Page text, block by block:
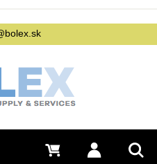
Prihlásiť sa
0 €